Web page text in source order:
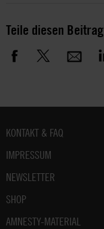
Teile diesen Beitrag
Fußbereich
KONTAKT & FAQ
IMPRESSUM
NEWSLETTER
SHOP
AMNESTY-MATERIAL